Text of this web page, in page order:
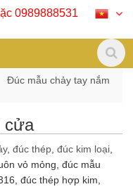
0989888531
Đúc mẫu chảy tay nắm
cửa
, đúc thép đúc kim loại
vỏ mỏng, đúc mẫu
đúc thép hợp kim,